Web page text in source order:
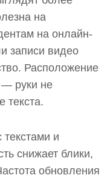
на
на онлайн-
записи видео
Расположение
— руки не
текста.
и
снижает блики,
обновления